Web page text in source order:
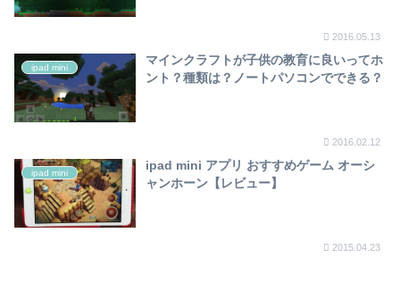
2016.05.13
ipad mini
マインクラフトが子供の教育に良いってホ
ント？種類は？ノートパソコンでできる？
2016.02.12
ipad mini
ipad mini アプリ おすすめゲーム オーシ
ャンホーン【レビュー】
2015.04.23